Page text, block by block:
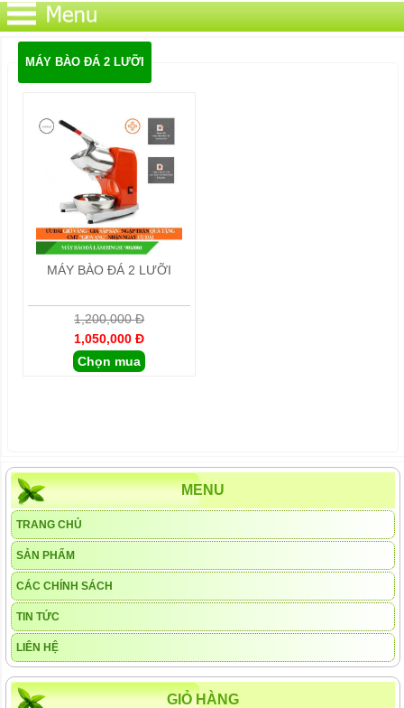
MÁY BÀO ĐÁ 2 LƯỠI
MÁY BÀO ĐÁ 2 LƯỠI
1,200,000 Đ
1,050,000 Đ
Chọn mua
MENU
TRANG CHỦ
SẢN PHẨM
CÁC CHÍNH SÁCH
TIN TỨC
LIÊN HỆ
GIỎ HÀNG